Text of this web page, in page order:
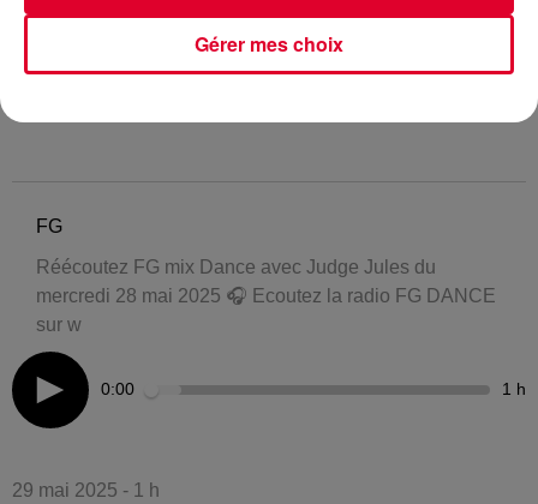
FG
Réécoutez FG mix Dance avec Judge Jules du
mercredi 28 mai 2025 🎧 Ecoutez la radio FG DANCE
sur w
0:00 1 h
29 mai 2025 - 1 h
Gérer mes choix